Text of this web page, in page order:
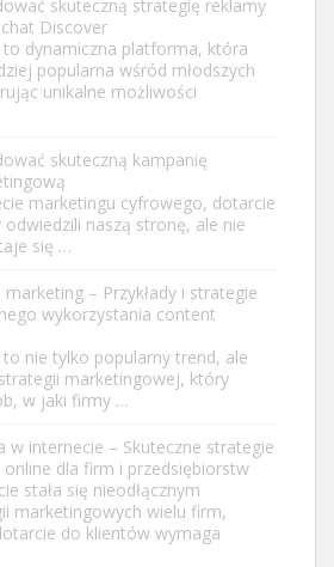
skuteczną strategię reklamy
Discover
to dynamiczna platforma, która
popularna wśród młodszych
unikalne możliwości
skuteczną kampanię
marketingu cyfrowego, dotarcie
naszą stronę, ale nie
się …
– Przykłady i strategie
wykorzystania content
nie tylko popularny trend, ale
marketingowej, który
w jaki firmy …
w internecie – Skuteczne strategie
online dla firm i przedsiębiorstw
stała się nieodłącznym
marketingowych wielu firm,
do klientów wymaga